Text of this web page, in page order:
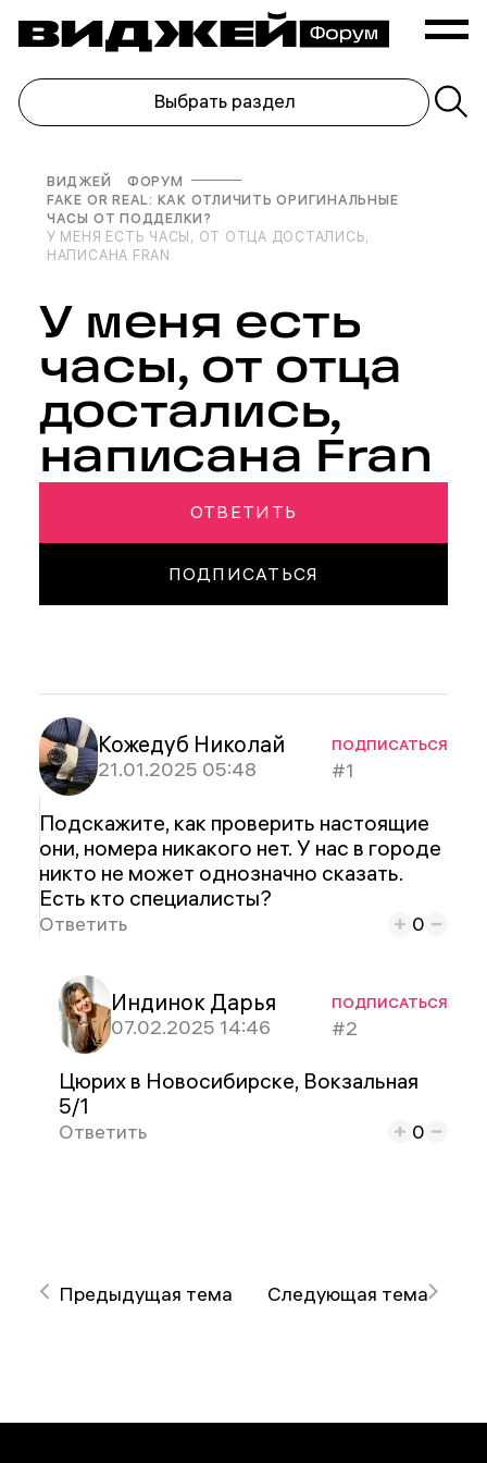
Выбрать раздел
ВИДЖЕЙ
ФОРУМ
FAKE OR REAL: КАК ОТЛИЧИТЬ ОРИГИНАЛЬНЫЕ
ЧАСЫ ОТ ПОДДЕЛКИ?
У МЕНЯ ЕСТЬ ЧАСЫ, ОТ ОТЦА ДОСТАЛИСЬ,
НАПИСАНА FRAN
У меня есть
часы, от отца
достались,
написана Fran
ОТВЕТИТЬ
ПОДПИСАТЬСЯ
Кожедуб Николай
21.01.2025 05:48
ПОДПИСАТЬСЯ
#1
Подскажите, как проверить настоящие
они, номера никакого нет. У нас в городе
никто не может однозначно сказать.
Есть кто специалисты?
Ответить 0
Индинок Дарья
07.02.2025 14:46
ПОДПИСАТЬСЯ
#2
Цюрих в Новосибирске, Вокзальная
5/1
Ответить 0
Предыдущая тема Следующая тема